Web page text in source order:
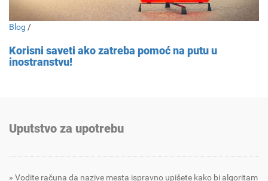
Blog /
Korisni saveti ako zatreba pomoć na putu u
inostranstvu!
Uputstvo za upotrebu
Vodite računa da nazive mesta ispravno upišete kako bi algoritam